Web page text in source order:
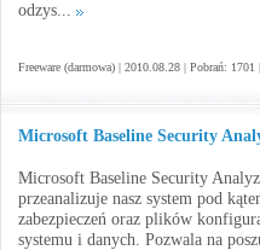
odzys...
Freeware (darmowa) | 2010.08.28 | Pobrań: 1701 |
Microsoft Baseline Security
Microsoft Baseline Security
przeanalizuje nasz system pod
zabezpieczeń oraz plików
systemu i danych. Pozwala na